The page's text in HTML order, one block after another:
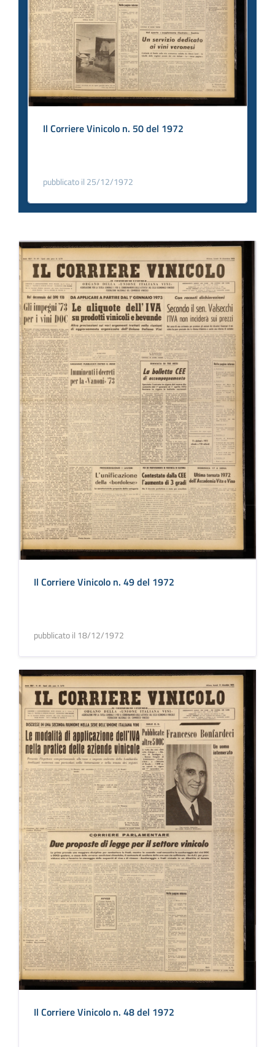
Il Corriere Vinicolo n. 50 del 1972
pubblicato il 25/12/1972
Il Corriere Vinicolo n. 49 del 1972
pubblicato il 18/12/1972
Il Corriere Vinicolo n. 48 del 1972